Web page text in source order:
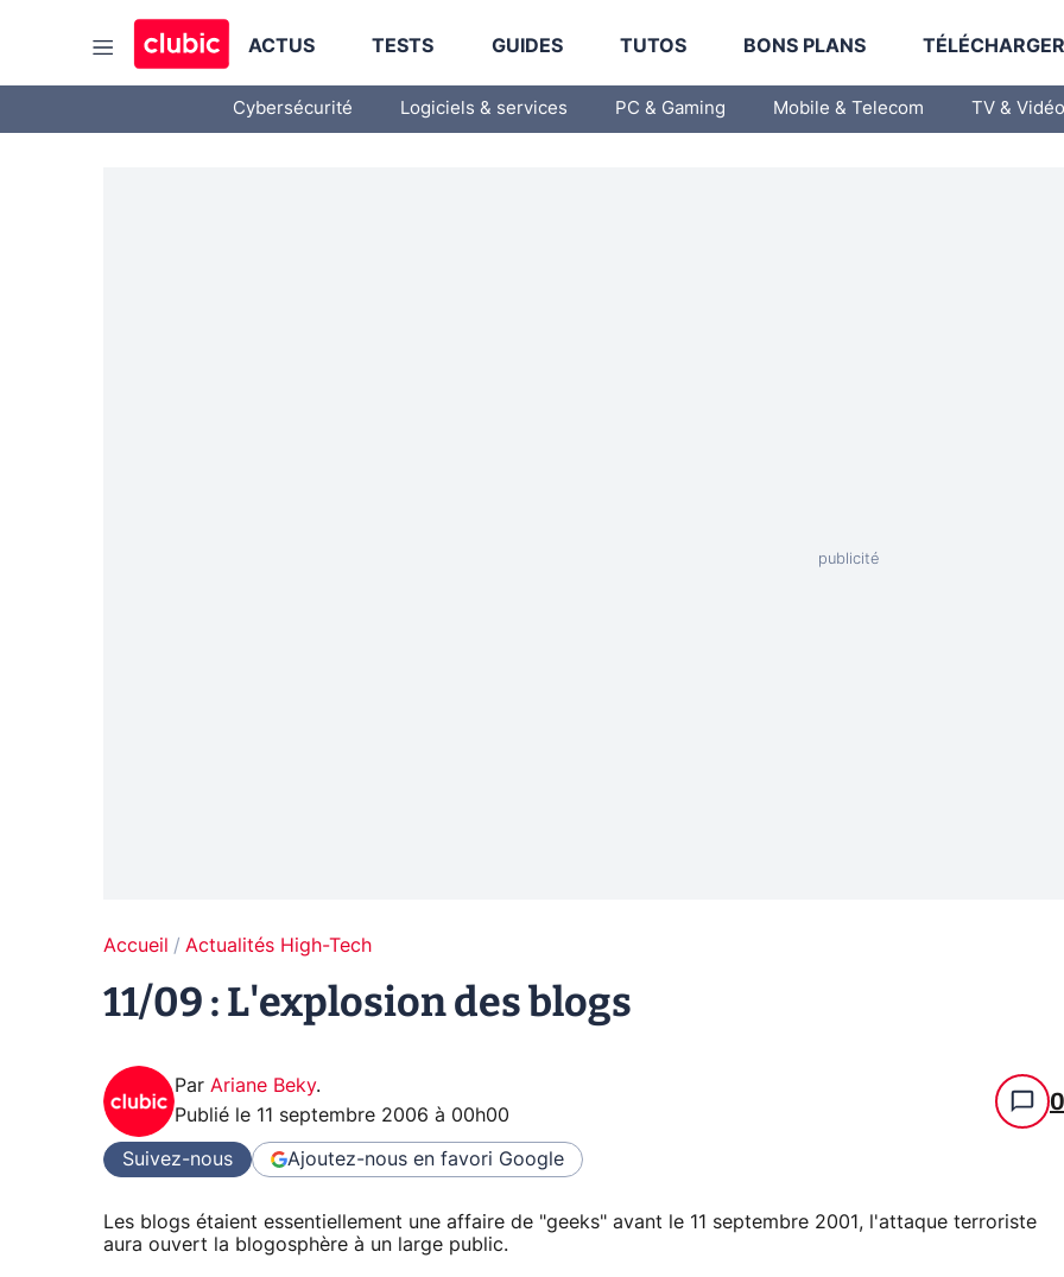
ACTUS TESTS GUIDES TUTOS BONS PLANS
Cybersécurité Logiciels & services PC & Gaming Mobile & Telecom TV & Vidéo
Accueil Actualités High-Tech
11/09 : L'explosion des blogs
Par Ariane Beky.
Publié le 11 septembre 2006 à 00h00 0
Suivez-nous Ajoutez-nous en favori Google
Les blogs étaient essentiellement une affaire de "geeks" avant le 11 septembre 2001, l'attaque terroriste
aura ouvert la blogosphère à un large public.